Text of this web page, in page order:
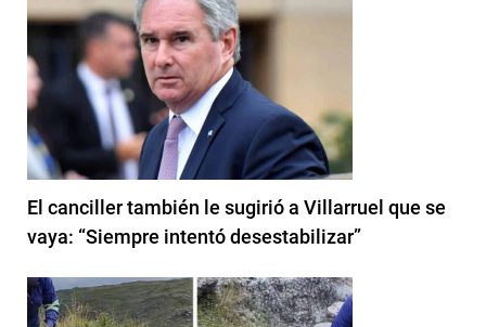
El canciller también le sugirió a Villarruel que se
vaya: “Siempre intentó desestabilizar”